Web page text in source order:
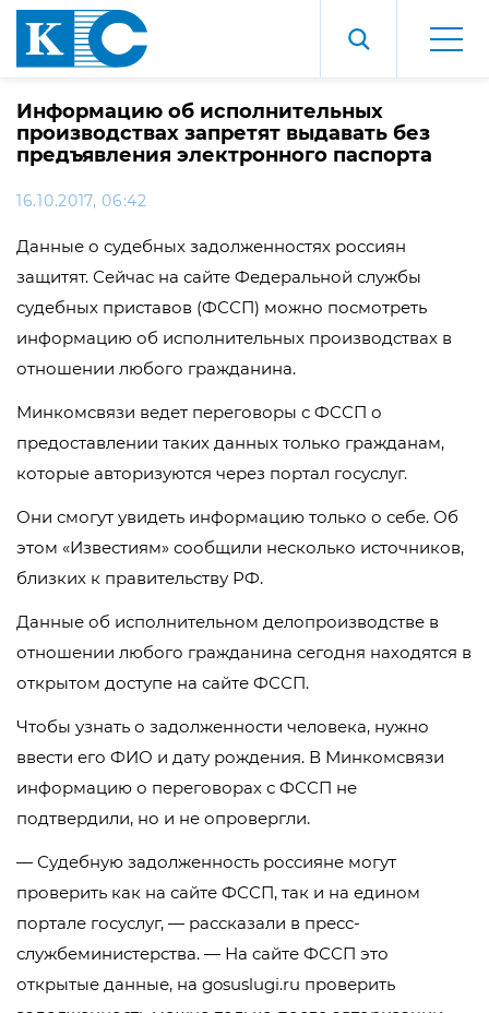
Информацию об исполнительных
производствах запретят выдавать без
предъявления электронного паспорта
16.10.2017, 06:42
Данные о судебных задолженностях россиян
защитят. Сейчас на сайте Федеральной службы
судебных приставов (ФССП) можно посмотреть
информацию об исполнительных производствах в
отношении любого гражданина.
Минкомсвязи ведет переговоры с ФССП о
предоставлении таких данных только гражданам,
которые авторизуются через портал госуслуг.
Они смогут увидеть информацию только о себе. Об
этом «Известиям» сообщили несколько источников,
близких к правительству РФ.
Данные об исполнительном делопроизводстве в
отношении любого гражданина сегодня находятся в
открытом доступе на сайте ФССП.
Чтобы узнать о задолженности человека, нужно
ввести его ФИО и дату рождения. В Минкомсвязи
информацию о переговорах с ФССП не
подтвердили, но и не опровергли.
— Судебную задолженность россияне могут
проверить как на сайте ФССП, так и на едином
портале госуслуг, — рассказали в пресс-
службеминистерства. — На сайте ФССП это
открытые данные, на gosuslugi.ru проверить